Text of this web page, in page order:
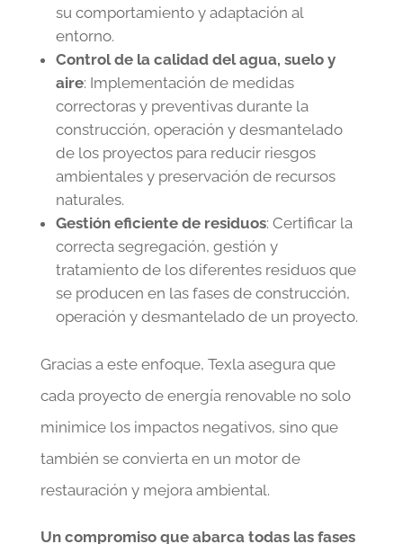
su comportamiento y adaptación al
entorno.
Control de la calidad del agua, suelo y
aire: Implementación de medidas
correctoras y preventivas durante la
construcción, operación y desmantelado
de los proyectos para reducir riesgos
ambientales y preservación de recursos
naturales.
Gestión eficiente de residuos: Certificar la
correcta segregación, gestión y
tratamiento de los diferentes residuos que
se producen en las fases de construcción,
operación y desmantelado de un proyecto.
Gracias a este enfoque, Texla asegura que
cada proyecto de energía renovable no solo
minimice los impactos negativos, sino que
también se convierta en un motor de
restauración y mejora ambiental.
Un compromiso que abarca todas las fases